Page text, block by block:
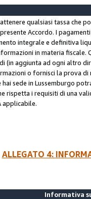
qualsiasi tassa che
Accordo. I
integrale e definitiva
in materia fiscale.
(in aggiunta ad ogni altro
o fornisci la prova
hai sede in Lussemburgo
rispetta i requisiti di una
applicabile.
ALLEGATO 4:
Informativa